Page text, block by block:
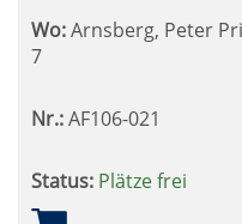
Wo:Arnsberg, Peter
7
Nr.:AF106-021
Status: Plätze frei